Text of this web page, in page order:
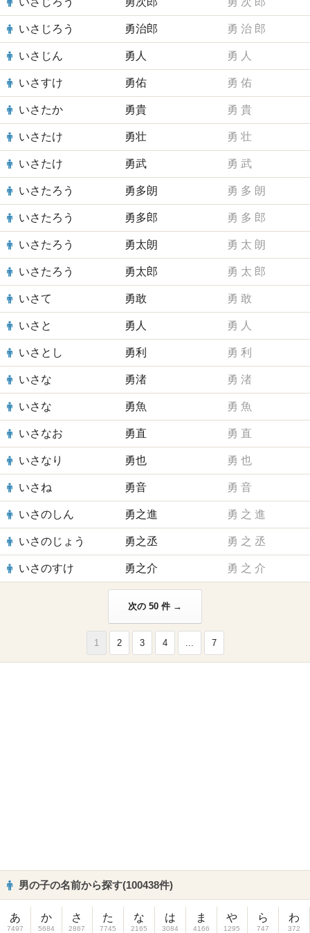
いさじろう 勇治郎 勇 治 郎
いさじん 勇人 勇 人
いさすけ 勇佑 勇 佑
いさたか 勇貴 勇 貴
いさたけ 勇壮 勇 壮
いさたけ 勇武 勇 武
いさたろう 勇多朗 勇 多 朗
いさたろう 勇多郎 勇 多 郎
いさたろう 勇太朗 勇 太 朗
いさたろう 勇太郎 勇 太 郎
いさて 勇敢 勇 敢
いさと 勇人 勇 人
いさとし 勇利 勇 利
いさな 勇渚 勇 渚
いさな 勇魚 勇 魚
いさなお 勇直 勇 直
いさなり 勇也 勇 也
いさね 勇音 勇 音
いさのしん 勇之進 勇 之 進
いさのじょう 勇之丞 勇 之 丞
いさのすけ 勇之介 勇 之 介
次の 50 件 →
1 2 3 4 ... 7
男の子の名前から探す(100438件)
あ
7497
か
5684
さ
2867
た
7745
な
2165
は
3084
ま
4166
や
1295
ら
747
わ
372